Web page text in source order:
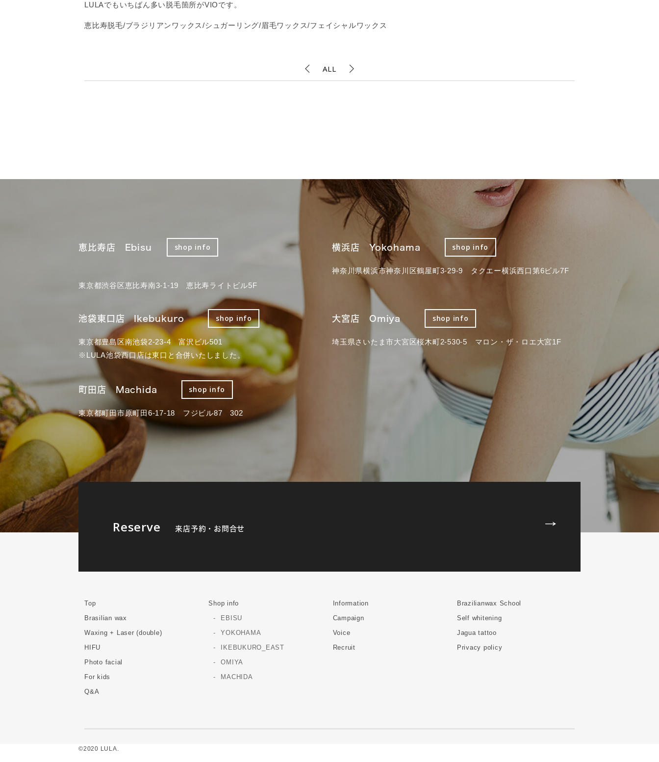
LULAでもいちばん多い脱毛箇所がVIOです。
恵比寿脱毛/ブラジリアンワックス/シュガーリング/眉毛ワックス/フェイシャルワックス
ALL
恵比寿店 Ebisu shop info
東京都渋谷区恵比寿南3-1-19 恵比寿ライトビル5F
横浜店 Yokohama shop info
神奈川県横浜市神奈川区鶴屋町3-29-9 タクエー横浜西口第6ビル7F
池袋東口店 Ikebukuro shop info
東京都豊島区南池袋2-23-4 富沢ビル501
※LULA池袋西口店は東口と合併いたしました。
大宮店 Omiya shop info
埼玉県さいたま市大宮区桜木町2-530-5 マロン・ザ・ロエ大宮1F
町田店 Machida shop info
東京都町田市原町田6-17-18 フジビル87 302
Reserve 来店予約・お問合せ
Top
Brasilian wax
Waxing + Laser (double)
HIFU
Photo facial
For kids
Q&A
Shop info
EBISU
YOKOHAMA
IKEBUKURO_EAST
OMIYA
MACHIDA
Information
Campaign
Voice
Recruit
Brazilianwax School
Self whitening
Jagua tattoo
Privacy policy
©2020 LULA.